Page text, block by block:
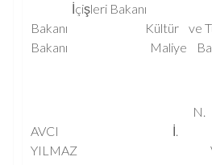
İçişleri Bakanı
Bakanı Kültür ve
Bakanı Maliye
N.
AVCI İ.
YILMAZ V.